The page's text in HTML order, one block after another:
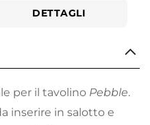
DETTAGLI
per il tavolino Pebble.
inserire in salotto e